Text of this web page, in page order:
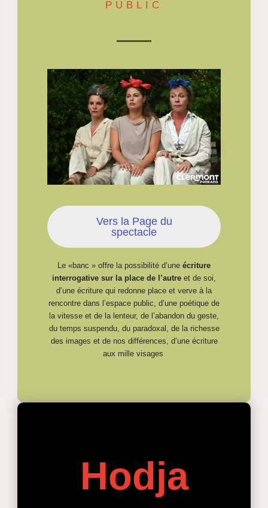
PUBLIC
Vers la Page du
spectacle
Le «banc » offre la possibilité d’une écriture
interrogative sur la place de l’autre et de soi,
d’une écriture qui redonne place et verve à la
rencontre dans l’espace public, d’une poétique de
la vitesse et de la lenteur, de l’abandon du geste,
du temps suspendu, du paradoxal, de la richesse
des images et de nos différences, d’une écriture
aux mille visages
Hodja